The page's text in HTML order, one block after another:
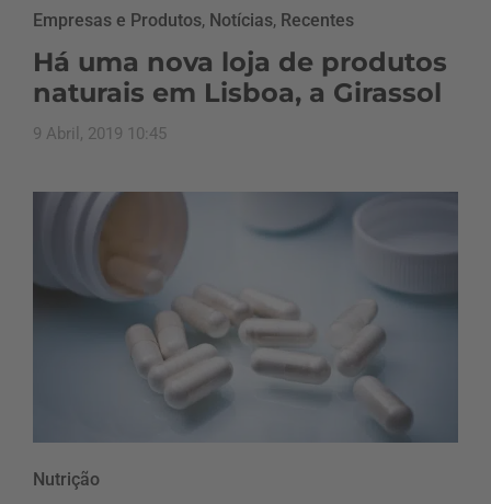
Empresas e Produtos, Notícias, Recentes
Há uma nova loja de produtos
naturais em Lisboa, a Girassol
9 Abril, 2019 10:45
Nutrição